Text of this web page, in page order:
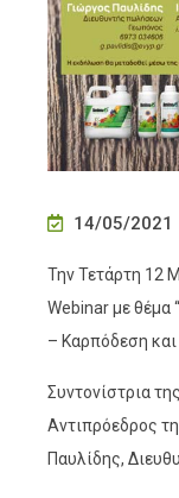
14/05/2021
Την Τετάρτη 12
Webinar με θέμα
– Καρπόδεση
Συντονίστρια
Αντιπρόεδρος
Παυλίδης,